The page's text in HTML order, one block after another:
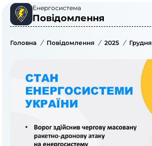
Енергосистема
Повідомлення
Головна / Повідомлення / 2025 / Грудня